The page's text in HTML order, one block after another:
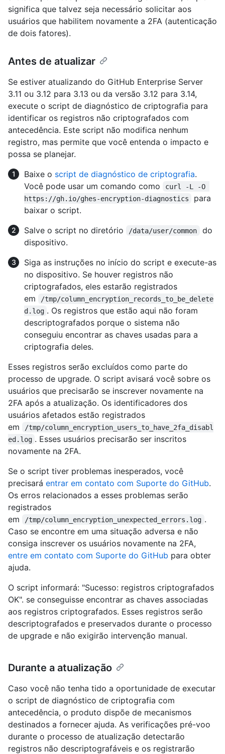
significa que talvez seja necessário solicitar aos
usuários que habilitem novamente a 2FA (autenticação
de dois fatores).
Antes de atualizar
Se estiver atualizando do GitHub Enterprise Server
3.11 ou 3.12 para 3.13 ou da versão 3.12 para 3.14,
execute o script de diagnóstico de criptografia para
identificar os registros não criptografados com
antecedência. Este script não modifica nenhum
registro, mas permite que você entenda o impacto e
possa se planejar.
Baixe o script de diagnóstico de criptografia.
Você pode usar um comando como
curl -L -O
https://gh.io/ghes-encryption-diagnostics
para
baixar o script.
Salve o script no diretório
/data/user/common
do
dispositivo.
Siga as instruções no início do script e execute-as
no dispositivo. Se houver registros não
criptografados, eles estarão registrados
em
/tmp/column_encryption_records_to_be_delete
d.log . Os registros que estão aqui não foram
descriptografados porque o sistema não
conseguiu encontrar as chaves usadas para a
criptografia deles.
Esses registros serão excluídos como parte do
processo de upgrade. O script avisará você sobre os
usuários que precisarão se inscrever novamente na
2FA após a atualização. Os identificadores dos
usuários afetados estão registrados
em
/tmp/column_encryption_users_to_have_2fa_disabl
ed.log . Esses usuários precisarão ser inscritos
novamente na 2FA.
Se o script tiver problemas inesperados, você
precisará entrar em contato com Suporte do GitHub.
Os erros relacionados a esses problemas serão
registrados
em
/tmp/column_encryption_unexpected_errors.log .
Caso se encontre em uma situação adversa e não
consiga inscrever os usuários novamente na 2FA,
entre em contato com Suporte do GitHub para obter
ajuda.
O script informará: "Sucesso: registros criptografados
OK". se conseguisse encontrar as chaves associadas
aos registros criptografados. Esses registros serão
descriptografados e preservados durante o processo
de upgrade e não exigirão intervenção manual.
Durante a atualização
Caso você não tenha tido a oportunidade de executar
o script de diagnóstico de criptografia com
antecedência, o produto dispõe de mecanismos
destinados a fornecer ajuda. As verificações pré-voo
durante o processo de atualização detectarão
registros não descriptografáveis ​​e os registrarão